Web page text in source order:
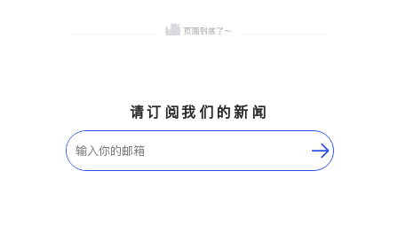
请订阅我们的新闻